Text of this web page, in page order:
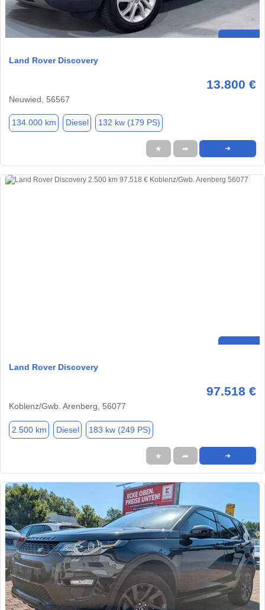
Land Rover Discovery
13.800 €
Neuwied, 56567
134.000 km Diesel 132 kw (179 PS)
★ ➦ ➜
Land Rover Discovery
97.518 €
Koblenz/Gwb. Arenberg, 56077
2.500 km Diesel 183 kw (249 PS)
★ ➦ ➜